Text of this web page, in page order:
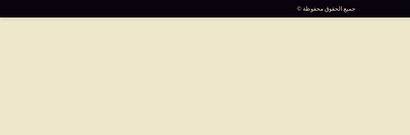
العالم سوشيال
جميع الحقوق محفوظة ©